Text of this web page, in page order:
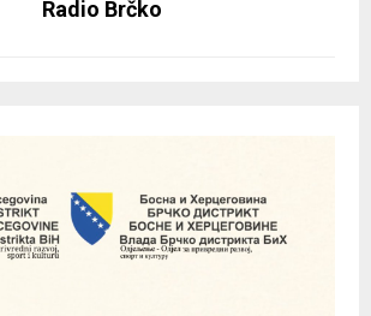
Radio Brčko